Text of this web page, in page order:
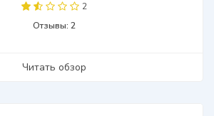
2
Отзывы: 2
Читать обзор